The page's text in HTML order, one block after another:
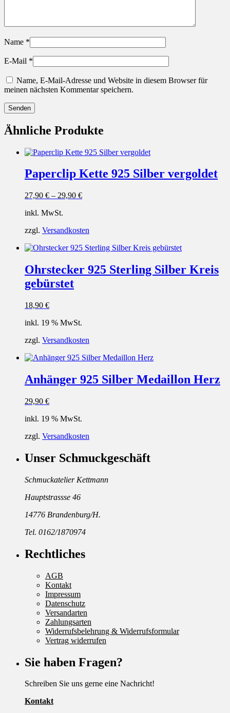
Name *
E-Mail *
Name, E-Mail-Adresse und Website in diesem Browser für
meinen nächsten Kommentar speichern.
Ähnliche Produkte
Paperclip Kette 925 Silber vergoldet
27,90 € – 29,90 €
inkl. MwSt.
zzgl. Versandkosten
Ohrstecker 925 Sterling Silber Kreis
gebürstet
18,90 €
inkl. 19 % MwSt.
zzgl. Versandkosten
Anhänger 925 Silber Medaillon Herz
29,90 €
inkl. 19 % MwSt.
zzgl. Versandkosten
Unser Schmuckgeschäft
Schmuckatelier Kettmann
Hauptstrassse 46
14776 Brandenburg/H.
Tel. 0162/1870974
Rechtliches
AGB
Kontakt
Impressum
Datenschutz
Versandarten
Zahlungsarten
Widerrufsbelehrung & Widerrufsformular
Vertrag widerrufen
Sie haben Fragen?
Schreiben Sie uns gerne eine Nachricht!
Kontakt